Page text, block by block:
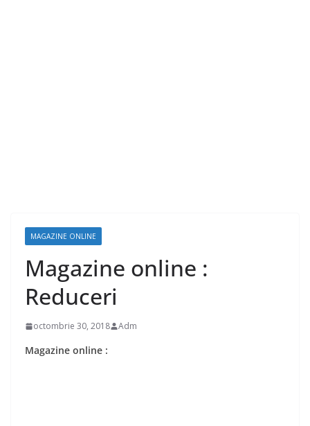
MAGAZINE ONLINE
Magazine online :
Reduceri
octombrie 30, 2018 Adm
Magazine online :